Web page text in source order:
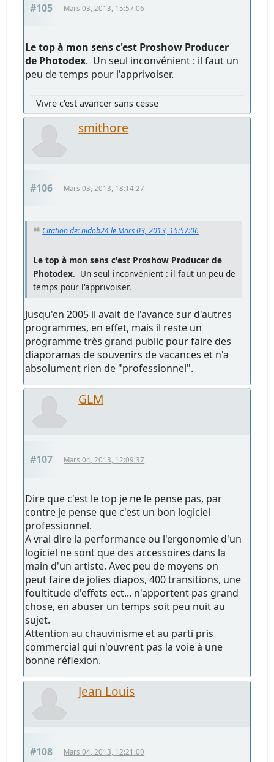
#105 Mars 03, 2013, 15:57:06
Le top à mon sens c'est Proshow Producer
de Photodex. Un seul inconvénient : il faut un
peu de temps pour l'apprivoiser.
Vivre c'est avancer sans cesse
smithore
#106 Mars 03, 2013, 18:14:27
Citation de: nidob24 le Mars 03, 2013, 15:57:06
Le top à mon sens c'est Proshow Producer de
Photodex. Un seul inconvénient : il faut un peu de
temps pour l'apprivoiser.
Jusqu'en 2005 il avait de l'avance sur d'autres
programmes, en effet, mais il reste un
programme très grand public pour faire des
diaporamas de souvenirs de vacances et n'a
absolument rien de "professionnel".
GLM
#107 Mars 04, 2013, 12:09:37
Dire que c'est le top je ne le pense pas, par
contre je pense que c'est un bon logiciel
professionnel.
A vrai dire la performance ou l'ergonomie d'un
logiciel ne sont que des accessoires dans la
main d'un artiste. Avec peu de moyens on
peut faire de jolies diapos, 400 transitions, une
foultitude d'effets ect... n'apportent pas grand
chose, en abuser un temps soit peu nuit au
sujet.
Attention au chauvinisme et au parti pris
commercial qui n'ouvrent pas la voie à une
bonne réflexion.
Jean Louis
#108 Mars 04, 2013, 12:21:00